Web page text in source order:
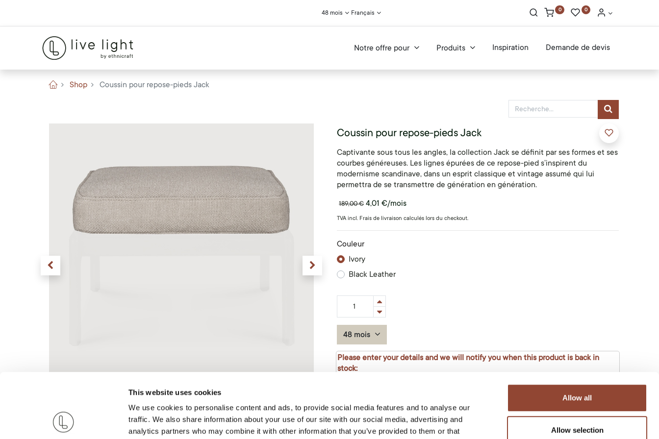
This website uses cookies
We use cookies to personalise content and ads, to provide social media features and to analyse our
traffic. We also share information about your use of our site with our social media, advertising and
analytics partners who may combine it with other information that you’ve provided to them or that
Allow all
Allow selection
48 mois Français 0 0
Notre offre pour Produits Inspiration Demande de devis
Shop Coussin pour repose-pieds Jack
Coussin pour repose-pieds Jack
Captivante sous tous les angles, la collection Jack se définit par ses formes et ses
courbes généreuses. Les lignes épurées de ce repose-pied s’inspirent du
modernisme scandinave, dans un esprit classique et vintage assumé qui lui
permettra de se transmettre de génération en génération.
189,00€ 4,01 €/mois
TVA incl. Frais de livraison calculés lors du checkout.
Couleur
Ivory
Black Leather
48 mois
Please enter your details and we will notify you when this product is back in
stock: